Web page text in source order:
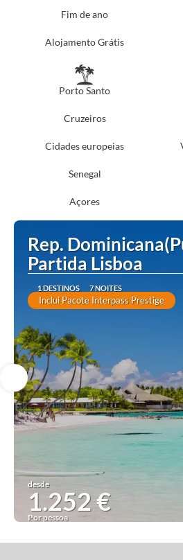
Fim de ano
Alojamento Grátis
Porto Santo
Cruzeiros
Cidades europeias
Senegal
Açores
Rep.
Partida Lisboa
1 DESTINOS 7 NOITES
Inclui Pacote Interpass Prestige
desde
1.252 €
Por pessoa